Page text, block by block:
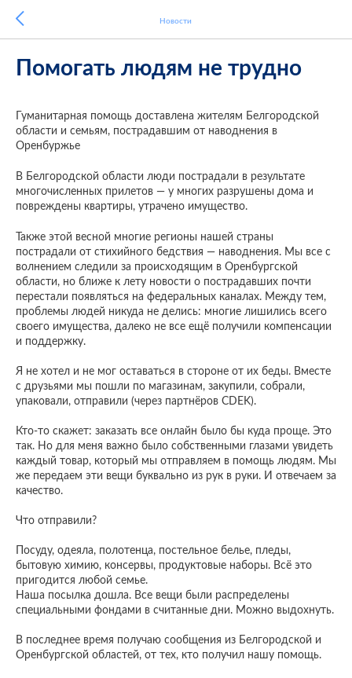
Новости
Помогать людям не трудно
Гуманитарная помощь доставлена жителям Белгородской
области и семьям, пострадавшим от наводнения в
Оренбуржье
В Белгородской области люди пострадали в результате
многочисленных прилетов — у многих разрушены дома и
повреждены квартиры, утрачено имущество.
Также этой весной многие регионы нашей страны
пострадали от стихийного бедствия — наводнения. Мы все с
волнением следили за происходящим в Оренбургской
области, но ближе к лету новости о пострадавших почти
перестали появляться на федеральных каналах. Между тем,
проблемы людей никуда не делись: многие лишились всего
своего имущества, далеко не все ещё получили компенсации
и поддержку.
Я не хотел и не мог оставаться в стороне от их беды. Вместе
с друзьями мы пошли по магазинам, закупили, собрали,
упаковали, отправили (через партнёров CDEK).
Кто-то скажет: заказать все онлайн было бы куда проще. Это
так. Но для меня важно было собственными глазами увидеть
каждый товар, который мы отправляем в помощь людям. Мы
же передаем эти вещи буквально из рук в руки. И отвечаем за
качество.
Что отправили?
Посуду, одеяла, полотенца, постельное белье, пледы,
бытовую химию, консервы, продуктовые наборы. Всё это
пригодится любой семье.
Наша посылка дошла. Все вещи были распределены
специальными фондами в считанные дни. Можно выдохнуть.
В последнее время получаю сообщения из Белгородской и
Оренбургской областей, от тех, кто получил нашу помощь.